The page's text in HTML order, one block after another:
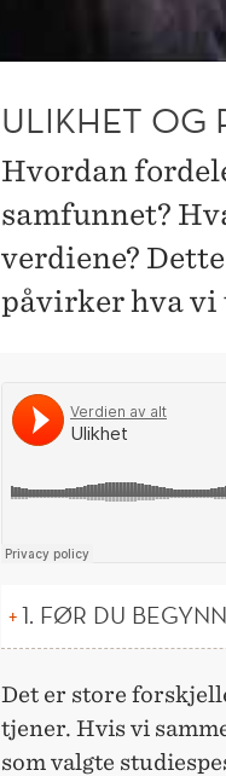
ULIKHET OG
Hvordan
samfunnet?
verdiene?
påvirker hva vi
1. FØR DU
Det er store
tjener. Hvis vi
som valgte